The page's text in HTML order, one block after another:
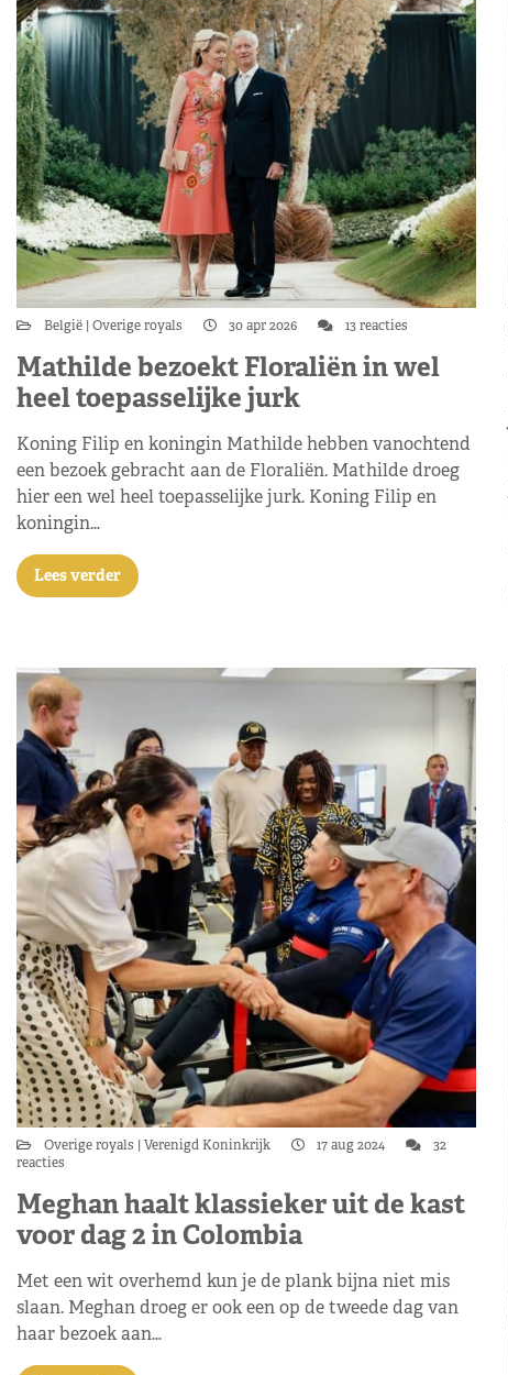
België Overige royals 30 apr 2026 13 reacties
Mathilde bezoekt Floraliën in wel
heel toepasselijke jurk
Koning Filip en koningin Mathilde hebben vanochtend
een bezoek gebracht aan de Floraliën. Mathilde droeg
hier een wel heel toepasselijke jurk. Koning Filip en
koningin…
Lees verder
Overige royals Verenigd Koninkrijk 17 aug 2024
32
reacties
Meghan haalt klassieker uit de kast
voor dag 2 in Colombia
Met een wit overhemd kun je de plank bijna niet mis
slaan. Meghan droeg er ook een op de tweede dag van
haar bezoek aan…